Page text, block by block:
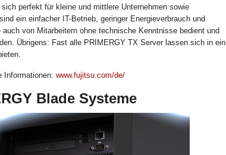
perfekt für kleine und mittlere Unternehmen sowie
ein einfacher IT-Betrieb, geringer Energieverbrauch und
von Mitarbeitern ohne technische Kenntnisse bedient und
Übrigens: Fast alle PRIMERGY TX Server lassen sich in ein
Informationen: www.fujitsu.com/de/
Blade Systeme